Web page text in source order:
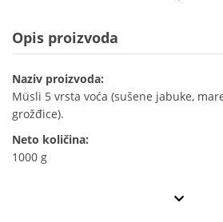
Opis proizvoda
Naziv proizvoda:
Müsli 5 vrsta voća (sušene jabuke,
grožđice).
Neto količina:
1000 g